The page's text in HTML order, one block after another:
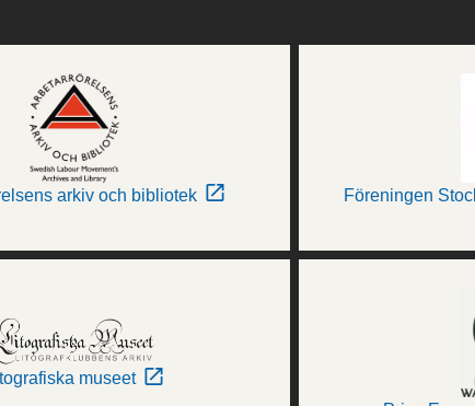
arkiv och bibliotek Föreningen
museet